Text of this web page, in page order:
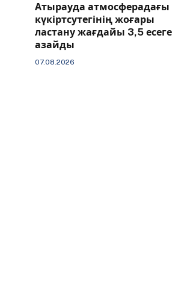
Атырауда атмосферадағы
күкіртсутегінің жоғары
ластану жағдайы 3,5 есеге
азайды
07.08.2026